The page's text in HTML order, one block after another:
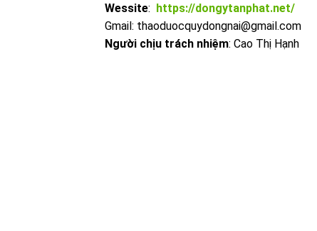
Wessite: https://dongytanphat.net/
Gmail: thaoduocquydongnai@gmail.com
Người chịu trách nhiệm: Cao Thị Hạnh